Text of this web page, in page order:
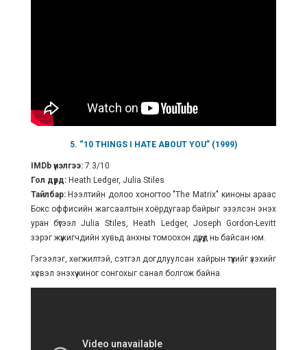
5. “10 THINGS I HATE ABOUT YOU” (1999)
IMDb үнэлгээ: 7.3/10
Гол дүрд: Heath Ledger, Julia Stiles
Тайлбар: Нээлтийн долоо хоногтоо "The Matrix" киноны араас
Бокс оффисийн жагсаалтын хоёрдугаар байрыг эзэлсэн энэхүү
уран бүтээл Julia Stiles, Heath Ledger, Joseph Gordon-Levitt
зэрэг жүжигчдийн хувьд анхны томоохон дүрүүд нь байсан юм.
Гэгээлэг, хөгжилтэй, сэтгэл догдлуулсан хайрын түүхийг үзэхийг
хүсвэл энэхүү киног сонгохыг санал болгож байна.